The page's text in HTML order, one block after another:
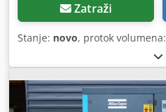
Zatraži
Stanje: novo, protok volumena: